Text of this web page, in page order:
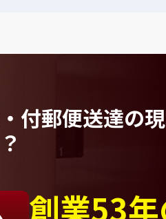
付郵便送達の
創業53